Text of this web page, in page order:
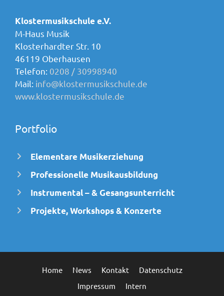
Klostermusikschule e.V.
M-Haus Musik
Klosterhardter Str. 10
46119 Oberhausen
Telefon: 0208 / 30998940
Mail: info@klostermusikschule.de
www.klostermusikschule.de
Portfolio
Elementare Musikerziehung
Professionelle Musikausbildung
Instrumental – & Gesangsunterricht
Projekte, Workshops & Konzerte
Home News Kontakt
Datenschutz
Impressum
Intern